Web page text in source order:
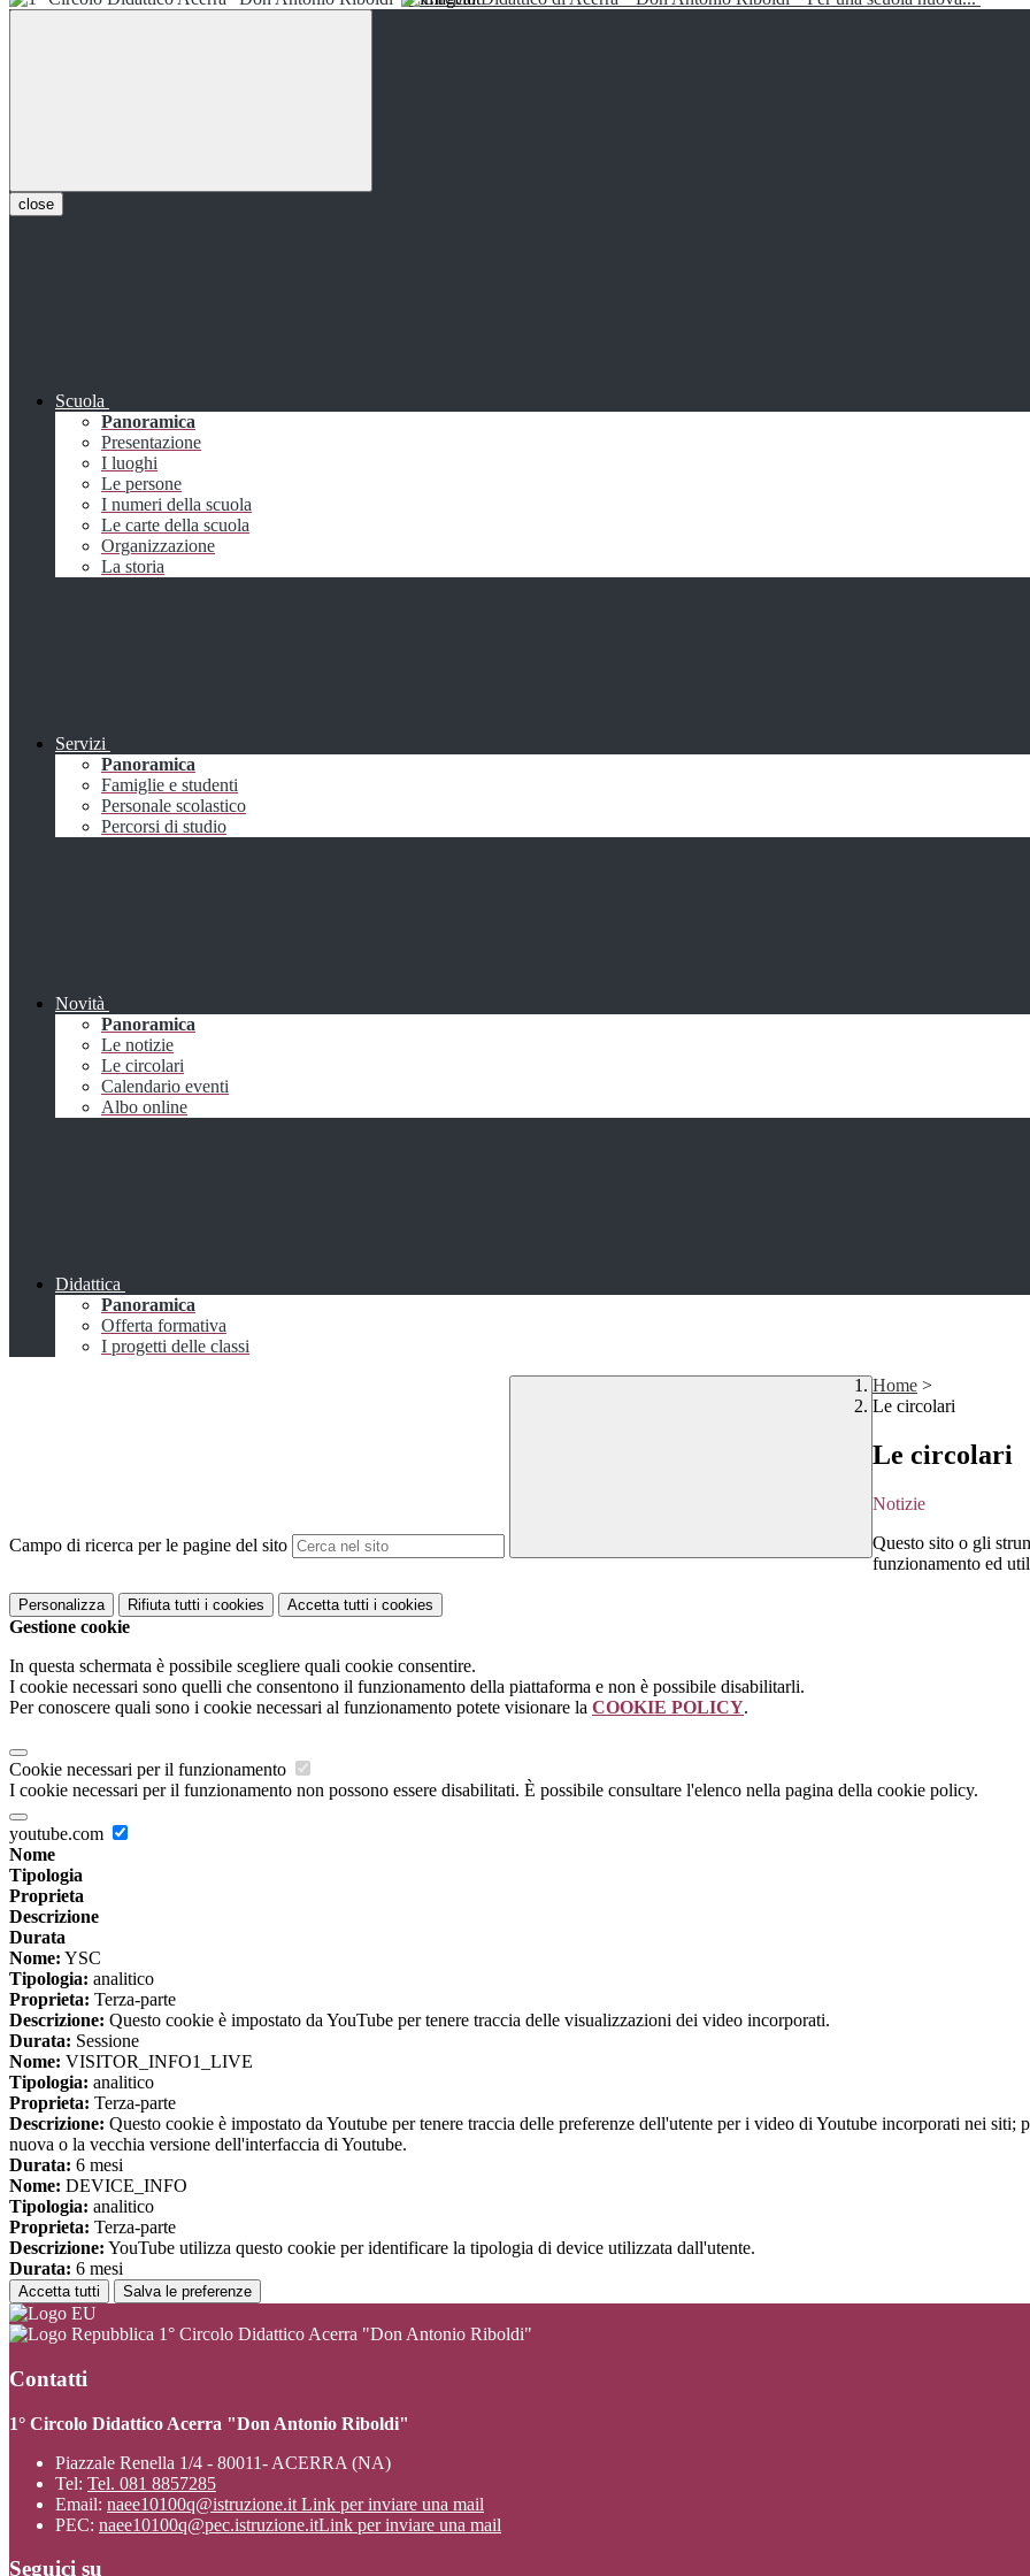
close
Scuola
Panoramica
Presentazione
I luoghi
Le persone
I numeri della scuola
Le carte della scuola
Organizzazione
La storia
Servizi
Panoramica
Famiglie e studenti
Personale scolastico
Percorsi di studio
Novità
Panoramica
Le notizie
Le circolari
Calendario eventi
Albo online
Didattica
Panoramica
Offerta formativa
I progetti delle classi
Campo di ricerca per le pagine del sito
Home >
Le circolari
Le circolari
Notizie
Questo sito o gli
funzionamento ed
Personalizza Rifiuta tutti i cookies Accetta tutti i cookies
Gestione cookie
In questa schermata è possibile scegliere quali cookie consentire.
I cookie necessari sono quelli che consentono il funzionamento della piattaforma e non è possibile disabilitarli.
Per conoscere quali sono i cookie necessari al funzionamento potete visionare la COOKIE POLICY.
Cookie necessari per il funzionamento
I cookie necessari per il funzionamento non possono essere disabilitati. È possibile consultare l'elenco nella pagina della cookie policy.
youtube.com
Nome
Tipologia
Proprieta
Descrizione
Durata
Nome: YSC
Tipologia: analitico
Proprieta: Terza-parte
Descrizione: Questo cookie è impostato da YouTube per tenere traccia delle visualizzazioni dei video incorporati.
Durata: Sessione
Nome: VISITOR_INFO1_LIVE
Tipologia: analitico
Proprieta: Terza-parte
Descrizione: Questo cookie è impostato da Youtube per tenere traccia delle preferenze dell'utente per i video di Youtube incorporati nei
nuova o la vecchia versione dell'interfaccia di Youtube.
Durata: 6 mesi
Nome: DEVICE_INFO
Tipologia: analitico
Proprieta: Terza-parte
Descrizione: YouTube utilizza questo cookie per identificare la tipologia di device utilizzata dall'utente.
Durata: 6 mesi
Accetta tutti Salva le preferenze
1° Circolo Didattico Acerra "Don Antonio Riboldi"
Contatti
1° Circolo Didattico Acerra "Don Antonio Riboldi"
Piazzale Renella 1/4 - 80011- ACERRA (NA)
Tel: Tel. 081 8857285
Email: naee10100q@istruzione.it Link per inviare una mail
PEC: naee10100q@pec.istruzione.itLink per inviare una mail
Seguici su